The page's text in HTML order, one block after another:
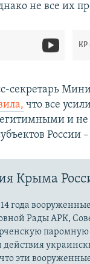
не все их
КР
секретарь
что все
и не
России
Крыма
года
Рады АРК,
паромную
эти